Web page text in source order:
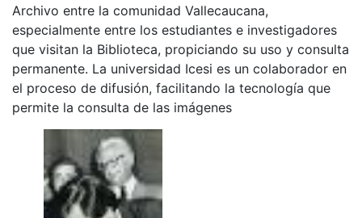
Archivo entre la comunidad Vallecaucana,
especialmente entre los estudiantes e investigadores
que visitan la Biblioteca, propiciando su uso y consulta
permanente. La universidad Icesi es un colaborador en
el proceso de difusión, facilitando la tecnología que
permite la consulta de las imágenes